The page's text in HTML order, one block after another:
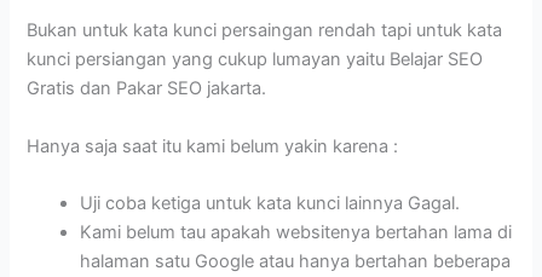
Bukan untuk kata kunci persaingan rendah tapi untuk kata
kunci persiangan yang cukup lumayan yaitu Belajar SEO
Gratis dan Pakar SEO jakarta.
Hanya saja saat itu kami belum yakin karena :
Uji coba ketiga untuk kata kunci lainnya Gagal.
Kami belum tau apakah websitenya bertahan lama di
halaman satu Google atau hanya bertahan beberapa